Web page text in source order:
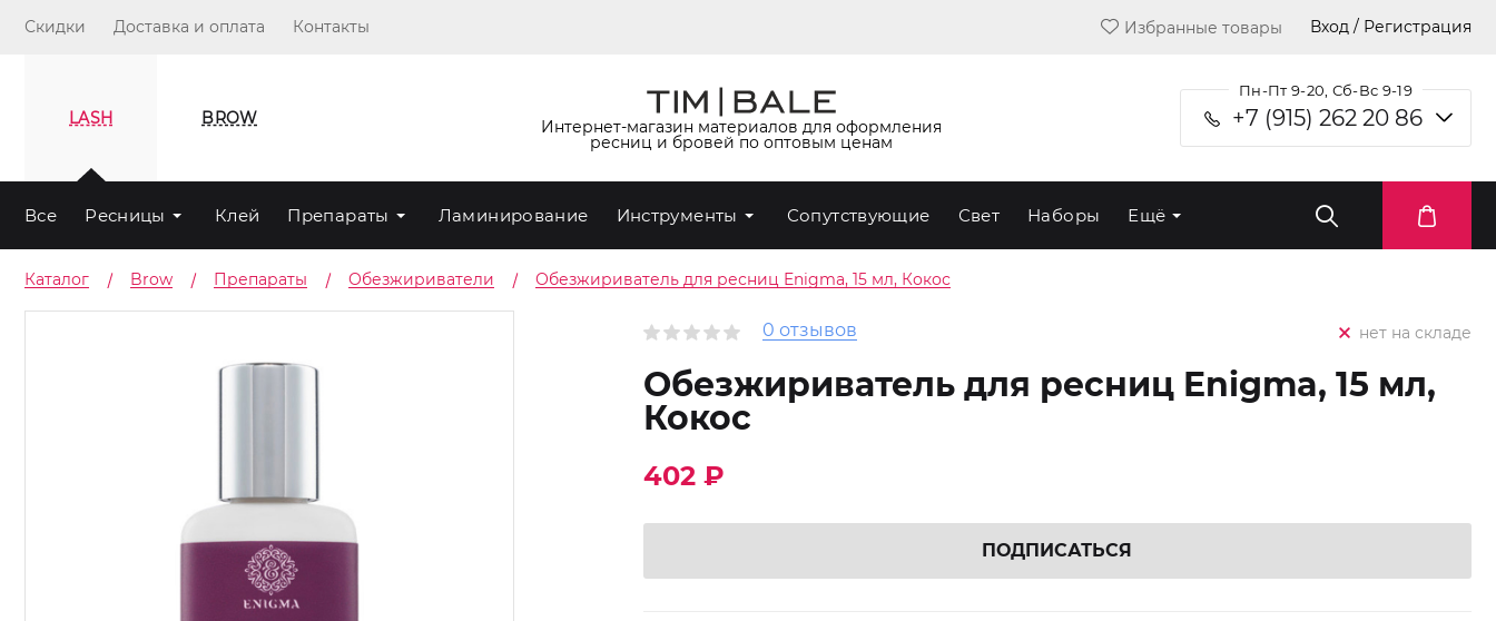
Скидки Доставка и оплата Контакты Избранные товары Вход / Регистрация
LASH BROW Интернет-магазин материалов для оформления
ресниц и бровей по оптовым ценам
Пн-Пт 9-20, Сб-Вс 9-19
+7 (915) 262 20 86
Все Ресницы Клей Препараты Ламинирование Инструменты Сопутствующие Свет Наборы Ещё
Каталог Brow Препараты Обезжириватели Обезжириватель для ресниц Enigma, 15 мл, Кокос
0 отзывов нет на складе
Обезжириватель для ресниц Enigma, 15 мл,
Кокос
402 ₽
ПОДПИСАТЬСЯ